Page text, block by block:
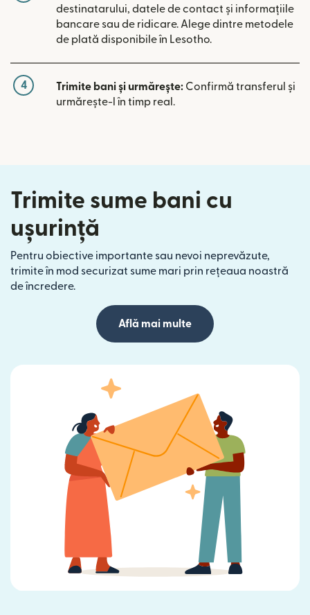
destinatarului, datele de contact și informațiile
bancare sau de ridicare. Alege dintre metodele
de plată disponibile în Lesotho.
4 Trimite bani și urmărește: Confirmă transferul și
urmărește-l în timp real.
Trimite sume bani cu
ușurință
Pentru obiective importante sau nevoi neprevăzute,
trimite în mod securizat sume mari prin rețeaua noastră
de încredere.
Află mai multe